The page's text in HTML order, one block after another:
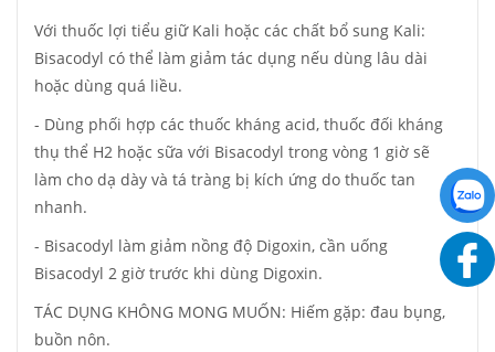
Với thuốc lợi tiểu giữ Kali hoặc các chất bổ sung Kali:
Bisacodyl có thể làm giảm tác dụng nếu dùng lâu dài
hoặc dùng quá liều.
- Dùng phối hợp các thuốc kháng acid, thuốc đối kháng
thụ thể H2 hoặc sữa với Bisacodyl trong vòng 1 giờ sẽ
làm cho dạ dày và tá tràng bị kích ứng do thuốc tan
nhanh.
- Bisacodyl làm giảm nồng độ Digoxin, cần uống
Bisacodyl 2 giờ trước khi dùng Digoxin.
TÁC DỤNG KHÔNG MONG MUỐN: Hiếm gặp: đau bụng,
buồn nôn.